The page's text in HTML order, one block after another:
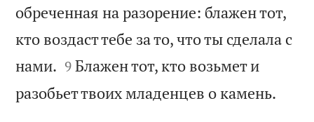
обреченная на разорение: блажен тот,
кто воздаст тебе за то, что ты сделала с
нами. 

9 Блажен тот, кто возьмет и
разобьет твоих младенцев о камень.